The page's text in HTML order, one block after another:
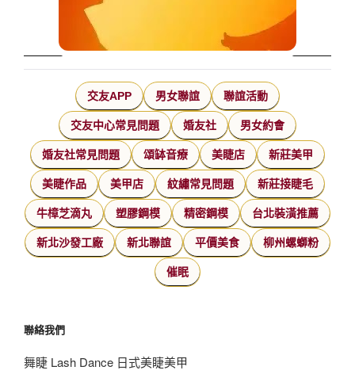
交友APP 男女聯誼 聯誼活動
交友中心常見問題 婚友社 男女約會
婚友社常見問題 頌缽音療 美睫店 新莊美甲
美睫作品 美甲店 紋繡常見問題 新莊接睫毛
牛樟芝滴丸 塑膠鋼模 精密鋼模 台北裝潢推薦
新北沙發工廠 新北聯誼 平價美食 柳州螺螄粉
催眠
聯絡我們
舞睫 Lash Dance 日式美睫美甲